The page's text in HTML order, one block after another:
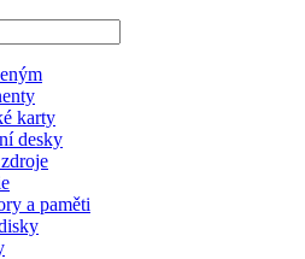
karty
desky
a paměti